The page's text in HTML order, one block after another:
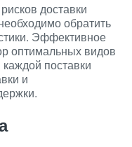
доставки
обратить
Эффективное
оптимальных видов
поставки
и